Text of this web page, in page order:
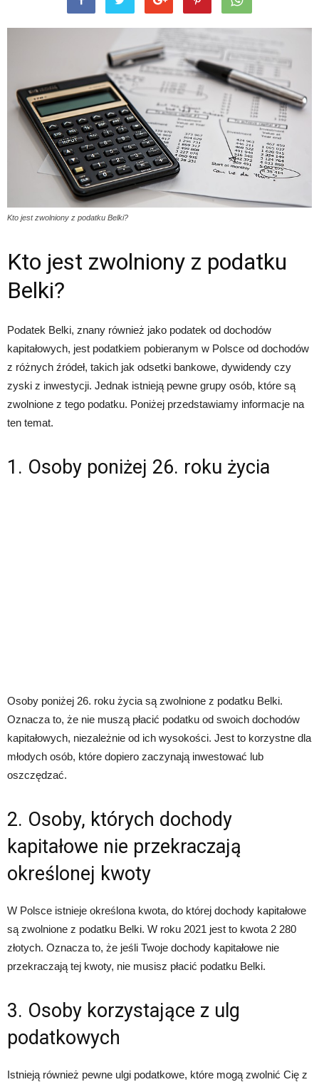
Kto jest zwolniony z podatku Belki?
Kto jest zwolniony z podatku
Belki?
Podatek Belki, znany również jako podatek od dochodów
kapitałowych, jest podatkiem pobieranym w Polsce od dochodów
z różnych źródeł, takich jak odsetki bankowe, dywidendy czy
zyski z inwestycji. Jednak istnieją pewne grupy osób, które są
zwolnione z tego podatku. Poniżej przedstawiamy informacje na
ten temat.
1. Osoby poniżej 26. roku życia
Osoby poniżej 26. roku życia są zwolnione z podatku Belki.
Oznacza to, że nie muszą płacić podatku od swoich dochodów
kapitałowych, niezależnie od ich wysokości. Jest to korzystne dla
młodych osób, które dopiero zaczynają inwestować lub
oszczędzać.
2. Osoby, których dochody
kapitałowe nie przekraczają
określonej kwoty
W Polsce istnieje określona kwota, do której dochody kapitałowe
są zwolnione z podatku Belki. W roku 2021 jest to kwota 2 280
złotych. Oznacza to, że jeśli Twoje dochody kapitałowe nie
przekraczają tej kwoty, nie musisz płacić podatku Belki.
3. Osoby korzystające z ulg
podatkowych
Istnieją również pewne ulgi podatkowe, które mogą zwolnić Cię z